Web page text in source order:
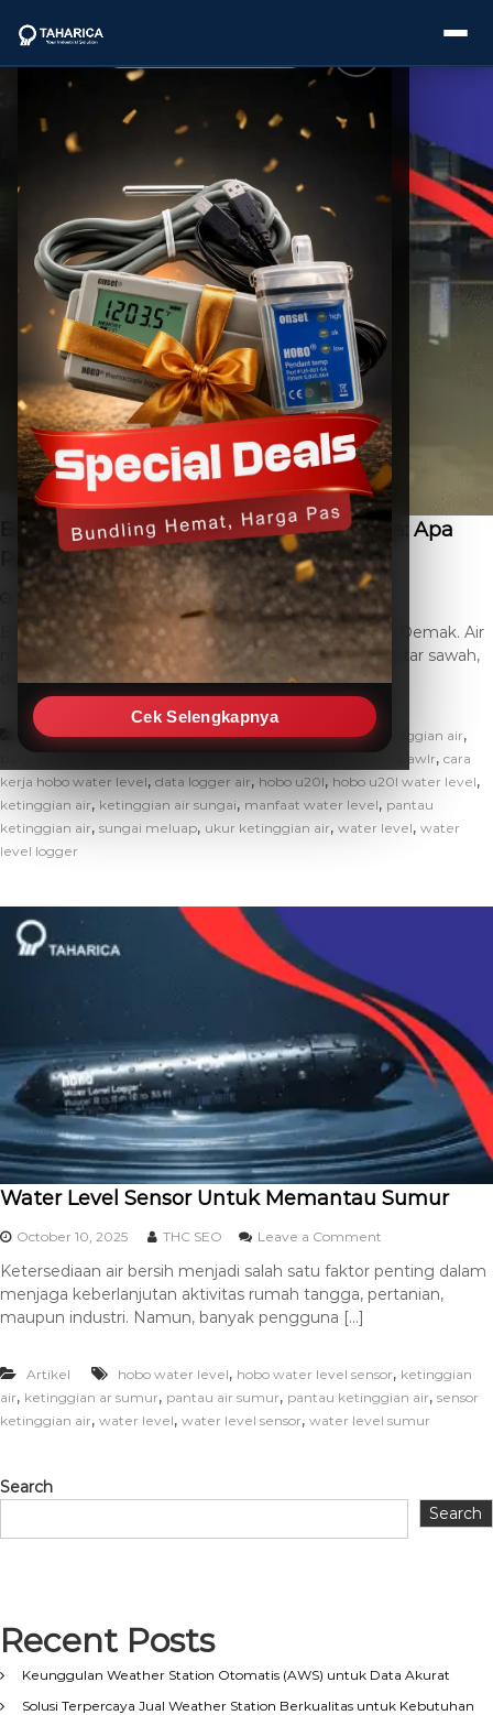
Cek Selengkapnya
Categories
Brands
Service
Industries
Blogs
Banjir Sayung Merendam Rumah Warga: Apa
Penyebabnya?
January 13, 2026 THC SEO Leave a Comment
Banjir kembali melanda wilayah Sayung, Kabupaten Demak. Air
merendam dua desa, menggenangi sekitar 200 hektar sawah,
dan berdampak langsung pada […]
News alat pemantau ketinggian air,alat ukur ketinggian air,
cara kerja awlr, cara
kerja hobo water level, data logger air, hobo u20l, hobo u20l water level,
ketinggian air, ketinggian air sungai, manfaat water level, pantau
ketinggian air, sungai meluap, ukur ketinggian air, water level, water
level logger
Water Level Sensor Untuk Memantau Sumur
October 10, 2025 THC SEO Leave a Comment
Ketersediaan air bersih menjadi salah satu faktor penting dalam
menjaga keberlanjutan aktivitas rumah tangga, pertanian,
maupun industri. Namun, banyak pengguna […]
Artikel hobo water level, hobo water level sensor, ketinggian
air, ketinggian ar sumur, pantau air sumur, pantau ketinggian air, sensor
ketinggian air, water level, water level sensor, water level sumur
Search
Search
Recent Posts
Keunggulan Weather Station Otomatis (AWS) untuk Data Akurat
Solusi Terpercaya Jual Weather Station Berkualitas untuk Kebutuhan